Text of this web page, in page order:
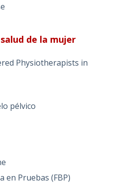
de la mujer
Physiotherapists in
pélvico
en Pruebas (FBP)